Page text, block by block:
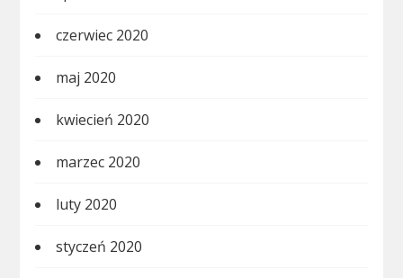
czerwiec 2020
maj 2020
kwiecień 2020
marzec 2020
luty 2020
styczeń 2020